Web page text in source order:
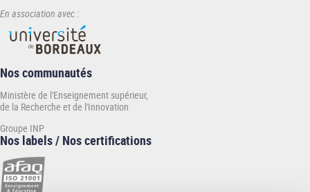
En association avec :
Nos communautés
Ministère de l'Enseignement supérieur,
de la Recherche et de l'Innovation
Groupe INP
Nos labels / Nos certifications